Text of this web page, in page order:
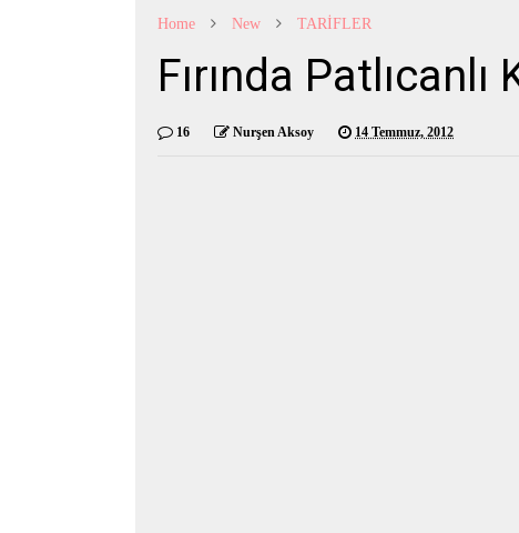
Home New TARİFLER
Fırında Patlıcanlı
16 Nurşen Aksoy 14 Temmuz, 2012